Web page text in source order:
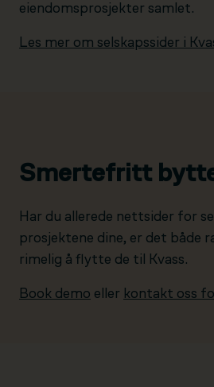
eiendomsprosjekter samlet.
Les mer om selskapssider i
Smertefritt
Har du allerede nettsider for
prosjektene dine, er det både
rimelig å flytte de til Kvass.
Book demo eller kontakt oss